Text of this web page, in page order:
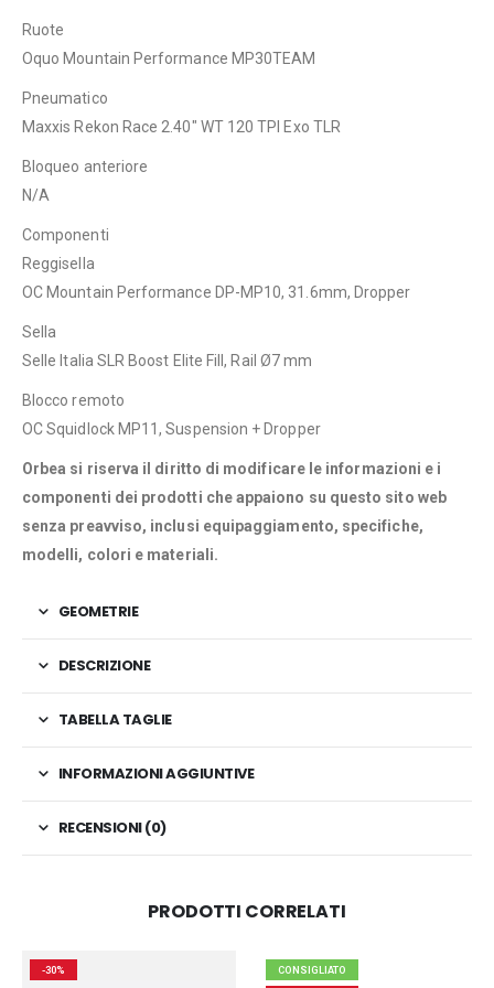
Ruote
Oquo Mountain Performance MP30TEAM
Pneumatico
Maxxis Rekon Race 2.40″ WT 120 TPI Exo TLR
Bloqueo anteriore
N/A
Componenti
Reggisella
OC Mountain Performance DP-MP10, 31.6mm, Dropper
Sella
Selle Italia SLR Boost Elite Fill, Rail Ø7 mm
Blocco remoto
OC Squidlock MP11, Suspension + Dropper
Orbea si riserva il diritto di modificare le informazioni e i
componenti dei prodotti che appaiono su questo sito web
senza preavviso, inclusi equipaggiamento, specifiche,
modelli, colori e materiali.
GEOMETRIE
DESCRIZIONE
TABELLA TAGLIE
INFORMAZIONI AGGIUNTIVE
RECENSIONI (0)
PRODOTTI CORRELATI
-30% CONSIGLIATO